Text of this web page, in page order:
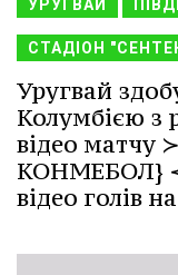
УРУГВАЙ
СТАДІОН
Уругвай
Колумбією з
відео матчу
КОНМЕБОЛ}
відео голів